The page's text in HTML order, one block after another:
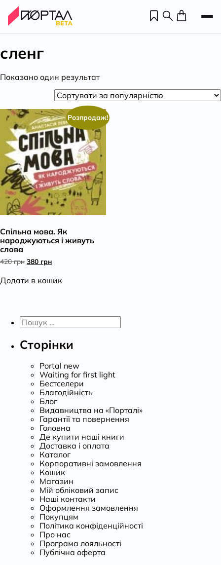
сленг
Показано один результат
Розпродаж!
Спільна мова. Як
народжуються і живуть
слова
420грн Оригінальна
380 грнПоточна
Додати в кошик
Пошук:
Сторінки
Portal new
Waiting for first light
Бестселери
Благодійність
Блог
Видавництва на «Порталі»
Гарантії та повернення
Головна
Де купити наші книги
Доставка і оплата
Каталог
Корпоративні замовлення
Кошик
Магазин
Мій обліковий запис
Наші контакти
Оформлення замовлення
Покупцям
Політика конфіденційності
Про нас
Програма лояльності
Публічна оферта